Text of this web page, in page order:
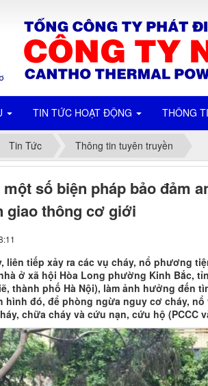
TIN TỨC HOẠT ĐỘNG THÔNG
Tin Tức Thông tin tuyên truyền
số biện pháp bảo đảm
giao thông cơ giới
liên tiếp xảy ra các vụ cháy, nổ phương
ở xã hội Hòa Long phường Kinh Bắc,
thành phố Hà Nội), làm ảnh hưởng
hình đó, để phòng ngừa nguy cơ cháy,
chữa cháy và cứu nạn, cứu hộ (PCCC